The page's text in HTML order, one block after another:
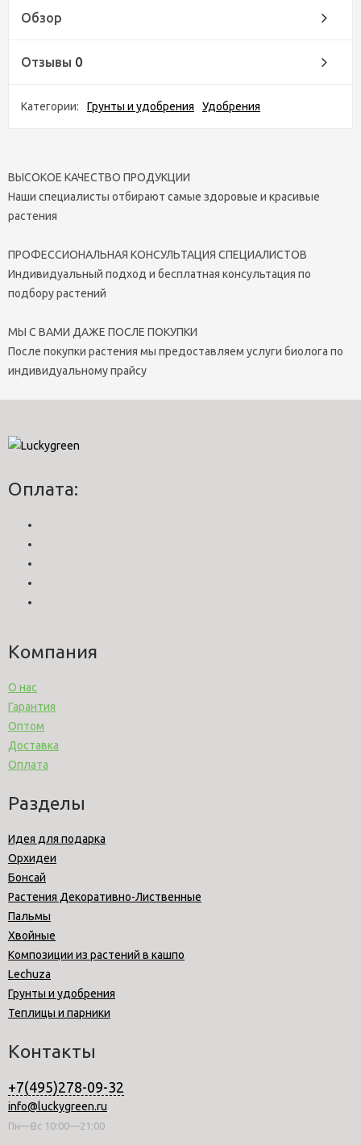
Обзор
Отзывы 0
Категории: Грунты и удобрения Удобрения
ВЫСОКОЕ КАЧЕСТВО ПРОДУКЦИИ
Наши специалисты отбирают самые здоровые и красивые
растения
ПРОФЕССИОНАЛЬНАЯ КОНСУЛЬТАЦИЯ СПЕЦИАЛИСТОВ
Индивидуальный подход и бесплатная консультация по
подбору растений
МЫ С ВАМИ ДАЖЕ ПОСЛЕ ПОКУПКИ
После покупки растения мы предоставляем услуги биолога по
индивидуальному прайсу
Оплата:
Компания
О нас
Гарантия
Оптом
Доставка
Оплата
Разделы
Идея для подарка
Орхидеи
Бонсай
Растения Декоративно-Лиственные
Пальмы
Хвойные
Композиции из растений в кашпо
Lechuza
Грунты и удобрения
Теплицы и парники
Контакты
+7(495)278-09-32
info@luckygreen.ru
Пн—Вс 10:00—21:00